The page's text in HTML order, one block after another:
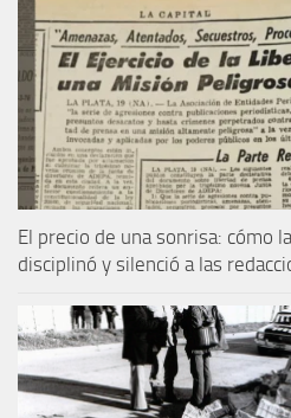
El precio de una sonrisa: cómo
disciplinó y silenció a las